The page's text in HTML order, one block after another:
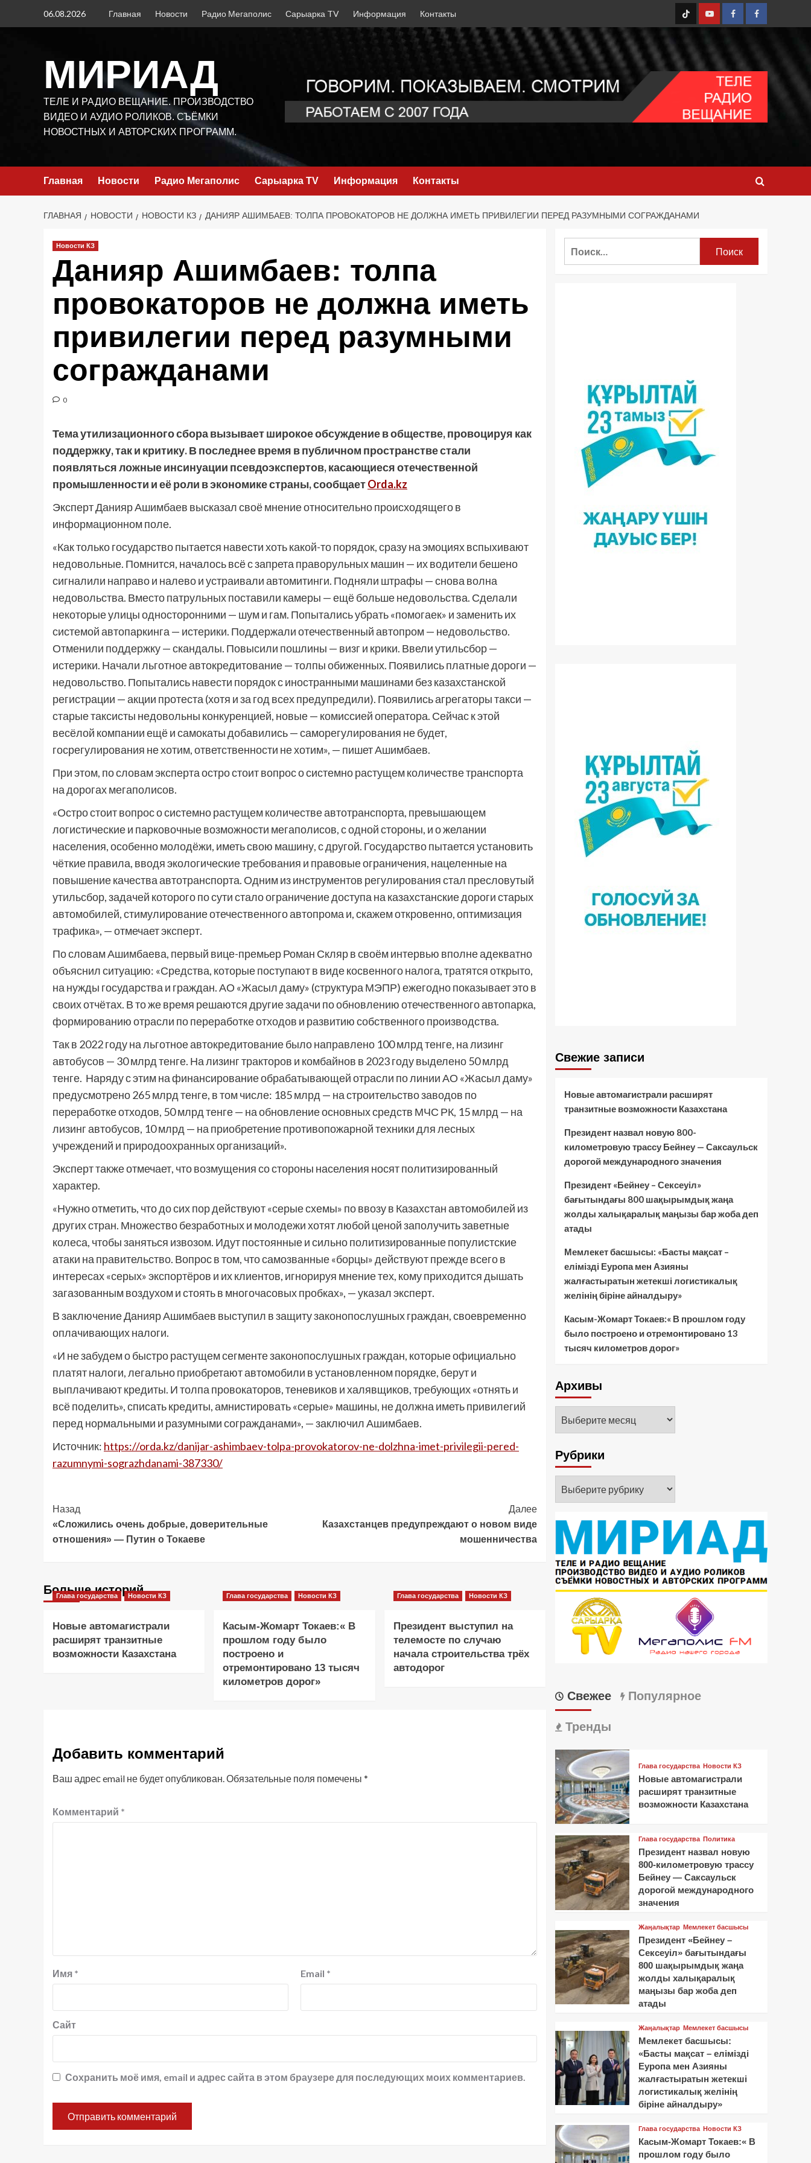
06.08.2026 Главная Новости Радио Мегаполис Сарыарка TV Информация Контакты
TT YoutubeFB1 FB2
МИРИАД
ТЕЛЕ И РАДИО ВЕЩАНИЕ. ПРОИЗВОДСТВО
ВИДЕО И АУДИО РОЛИКОВ. СЪЁМКИ
НОВОСТНЫХ И АВТОРСКИХ ПРОГРАММ.
Главная Новости Радио Мегаполис Сарыарка TV Информация Контакты
ГЛАВНАЯ НОВОСТИ НОВОСТИ КЗ ДАНИЯР АШИМБАЕВ: ТОЛПА ПРОВОКАТОРОВ НЕ ДОЛЖНА ИМЕТЬ ПРИВИЛЕГИИ ПЕРЕД РАЗУМНЫМИ СОГРАЖДАНАМИ
Новости КЗ
Данияр Ашимбаев: толпа
провокаторов не должна иметь
привилегии перед разумными
согражданами
0
Тема утилизационного сбора вызывает широкое обсуждение в обществе, провоцируя как
поддержку, так и критику. В последнее время в публичном пространстве стали
появляться ложные инсинуации псевдоэкспертов, касающиеся отечественной
промышленности и её роли в экономике страны, сообщаетOrda.kz
Эксперт Данияр Ашимбаев высказал своё мнение относительно происходящего в
информационном поле.
«Как только государство пытается навести хоть какой-то порядок, сразу на эмоциях вспыхивают
недовольные. Помнится, началось всё с запрета праворульных машин — их водители бешено
сигналили направо и налево и устраивали автомитинги. Подняли штрафы — снова волна
недовольства. Вместо патрульных поставили камеры — ещё больше недовольства. Сделали
некоторые улицы односторонними — шум и гам. Попытались убрать «помогаек» и заменить их
системой автопаркинга — истерики. Поддержали отечественный автопром — недовольство.
Отменили поддержку — скандалы. Повысили пошлины — визг и крики. Ввели утильсбор —
истерики. Начали льготное автокредитование — толпы обиженных. Появились платные дороги —
недовольство. Попытались навести порядок с иностранными машинами без казахстанской
регистрации — акции протеста (хотя и за год всех предупредили). Появились агрегаторы такси —
старые таксисты недовольны конкуренцией, новые — комиссией оператора. Сейчас к этой
весёлой компании ещё и самокаты добавились — саморегулирования не будет,
госрегулирования не хотим, ответственности не хотим», — пишет Ашимбаев.
При этом, по словам эксперта остро стоит вопрос о системно растущем количестве транспорта
на дорогах мегаполисов.
«Остро стоит вопрос о системно растущем количестве автотранспорта, превышающем
логистические и парковочные возможности мегаполисов, с одной стороны, и о желании
населения, особенно молодёжи, иметь свою машину, с другой. Государство пытается установить
чёткие правила, вводя экологические требования и правовые ограничения, нацеленные на
повышение качества автотранспорта. Одним из инструментов регулирования стал пресловутый
утильсбор, задачей которого по сути стало ограничение доступа на казахстанские дороги старых
автомобилей, стимулирование отечественного автопрома и, скажем откровенно, оптимизация
трафика», — отмечает эксперт.
По словам Ашимбаева, первый вице-премьер Роман Скляр в своём интервью вполне адекватно
объяснил ситуацию: «Средства, которые поступают в виде косвенного налога, тратятся открыто,
на нужды государства и граждан. АО «Жасыл даму» (структура МЭПР) ежегодно показывает это в
своих отчётах. В то же время решаются другие задачи по обновлению отечественного автопарка,
формированию отрасли по переработке отходов и развитию собственного производства.
Так в 2022 году на льготное автокредитование было направлено 100 млрд тенге, на лизинг
автобусов — 30 млрд тенге. На лизинг тракторов и комбайнов в 2023 году выделено 50 млрд
тенге. Наряду с этим на финансирование обрабатывающей отрасли по линии АО «Жасыл даму»
предусмотрено 265 млрд тенге, в том числе: 185 млрд — на строительство заводов по
переработке отходов, 50 млрд тенге — на обновление основных средств МЧС РК, 15 млрд — на
лизинг автобусов, 10 млрд — на приобретение противопожарной техники для лесных
учреждений и природоохранных организаций».
Эксперт также отмечает, что возмущения со стороны населения носят политизированный
характер.
«Нужно отметить, что до сих пор действуют «серые схемы» по ввозу в Казахстан автомобилей из
других стран. Множество безработных и молодежи хотят любой ценой заполучить заветные
колеса, чтобы заняться извозом. Идут постоянные и сильно политизированные популистские
атаки на правительство. Вопрос в том, что самозванные «борцы» действуют прежде всего в
интересах «серых» экспортёров и их клиентов, игнорируя мнение тех, кому приходится дышать
загазованным воздухом и стоять в многочасовых пробках», — указал эксперт.
В заключение Данияр Ашимбаев выступил в защиту законопослушных граждан, своевременно
оплачивающих налоги.
«И не забудем о быстро растущем сегменте законопослушных граждан, которые официально
платят налоги, легально приобретают автомобили в установленном порядке, берут и
выплачивают кредиты. И толпа провокаторов, теневиков и халявщиков, требующих «отнять и
всё поделить», списать кредиты, амнистировать «серые» машины, не должна иметь привилегий
перед нормальными и разумными согражданами», — заключил Ашимбаев.
Источник: https://orda.kz/danijar-ashimbaev-tolpa-provokatorov-ne-dolzhna-imet-privilegii-pered-
razumnymi-sograzhdanami-387330/
Post
Navigation
Назад
«Сложились очень добрые, доверительные
отношения» — Путин о Токаеве
Далее
Казахстанцев предупреждают о новом виде
мошенничества
Больше историй
Глава государства Новости КЗ
Новые автомагистрали
расширят транзитные
возможности Казахстана
Глава государства Новости КЗ
Касым-Жомарт Токаев:« В
прошлом году было
построено и
отремонтировано 13 тысяч
километров дорог»
Глава государства Новости КЗ
Президент выступил на
телемосте по случаю
начала строительства трёх
автодорог
Добавить комментарий
Ваш адрес email не будет опубликован.Обязательные поля помечены *
Комментарий *
Имя * Email *
Сайт
Сохранить моё имя, email и адрес сайта в этом браузере для последующих моих комментариев.
Свежие записи
Новые автомагистрали расширят
транзитные возможности Казахстана
Президент назвал новую 800-
километровую трассу Бейнеу — Саксаульск
дорогой международного значения
Президент «Бейнеу – Сексеуіл»
бағытындағы 800 шақырымдық жаңа
жолды халықаралық маңызы бар жоба деп
атады
Мемлекет басшысы: «Басты мақсат –
елімізді Еуропа мен Азияны
жалғастыратын жетекші логистикалық
желінің біріне айналдыру»
Касым-Жомарт Токаев:« В прошлом году
было построено и отремонтировано 13
тысяч километров дорог»
Архивы
Рубрики
Свежее Популярное
Тренды
Глава государства Новости КЗ
Новые автомагистрали
расширят транзитные
возможности Казахстана
Глава государства Политика
Президент назвал новую
800-километровую трассу
Бейнеу — Саксаульск
дорогой международного
значения
Жаңалықтар Мемлекет басшысы
Президент «Бейнеу –
Сексеуіл» бағытындағы
800 шақырымдық жаңа
жолды халықаралық
маңызы бар жоба деп
атады
Жаңалықтар Мемлекет басшысы
Мемлекет басшысы:
«Басты мақсат – елімізді
Еуропа мен Азияны
жалғастыратын жетекші
логистикалық желінің
біріне айналдыру»
Глава государства Новости КЗ
Касым-Жомарт Токаев:« В
прошлом году было